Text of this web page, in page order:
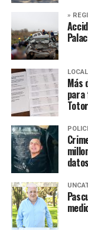
»
Más
para